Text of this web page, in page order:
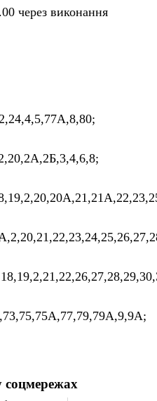
через виконання
соцмережах